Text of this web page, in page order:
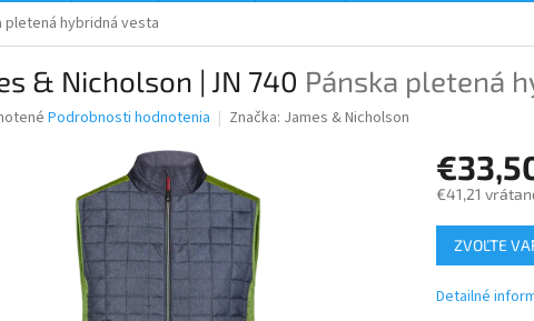
pletená hybridná vesta
& Nicholson | JN 740 Pánska pletená
Podrobnosti hodnotenia Značka: James & Nicholson
€41,21
Jednotková
cena:
ZVOĽTE
Detailné